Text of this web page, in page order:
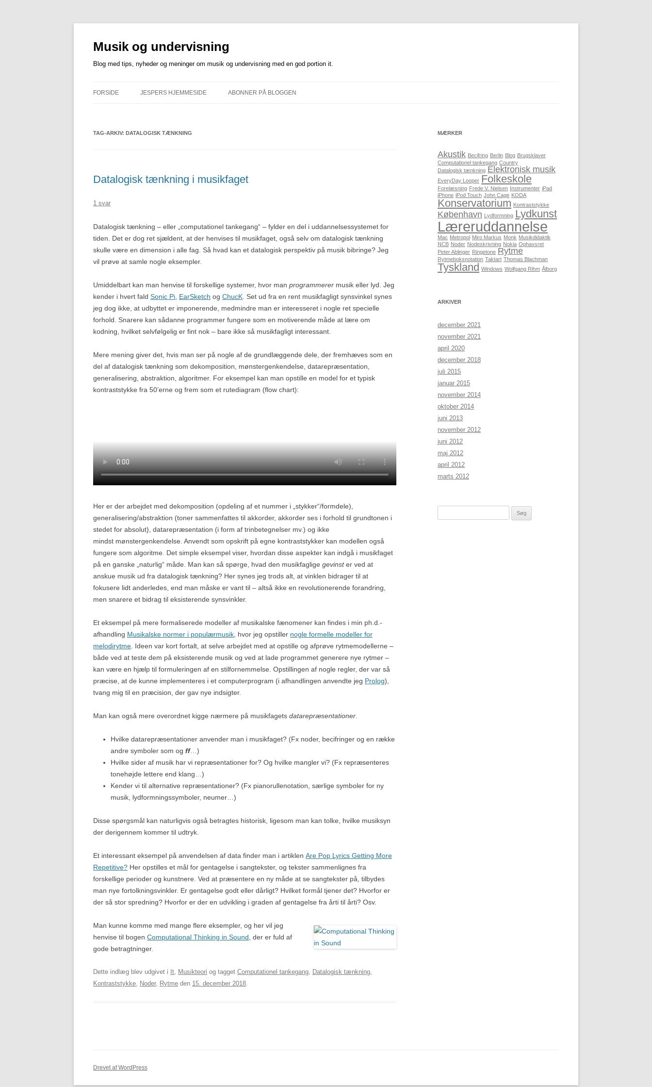
Musik og undervisning
Blog med tips, nyheder og meninger om musik og undervisning med en god portion it.
FORSIDE JESPERS HJEMMESIDE ABONNER PÅ BLOGGEN
TAG-ARKIV: DATALOGISK TÆNKNING
Datalogisk tænkning i musikfaget
1 svar
Datalogisk tænkning – eller „computationel tankegang“ – fylder en del i uddannelsessystemet for
tiden. Det er dog ret sjældent, at der henvises til musikfaget, også selv om datalogisk tænkning
skulle være en dimension i alle fag. Så hvad kan et datalogisk perspektiv på musik bibringe? Jeg
vil prøve at samle nogle eksempler.
Umiddelbart kan man henvise til forskellige systemer, hvor man programmerer musik eller lyd. Jeg
kender i hvert fald Sonic Pi EarSketch og ChucK . Set ud fra en rent musikfagligt synsvinkel synes
jeg dog ikke, at udbyttet er imponerende, medmindre man er interesseret i nogle ret specielle
forhold. Snarere kan sådanne programmer fungere som en motiverende måde at lære om
kodning, hvilket selvfølgelig er fint nok – bare ikke så musikfagligt interessant.
Mere mening giver det, hvis man ser på nogle af de grundlæggende dele, der fremhæves som en
del af datalogisk tænkning som dekomposition, mønstergenkendelse, datarepræsentation,
generalisering, abstraktion, algoritmer. For eksempel kan man opstille en model for et typisk
kontraststykke fra 50’erne og frem som et rutediagram (flow chart):
Her er der arbejdet med dekomposition (opdeling af et nummer i „stykker“/formdele),
generalisering/abstraktion (toner sammenfattes til akkorder, akkorder ses i forhold til grundtonen i
stedet for absolut), datarepræsentation (i form af trinbetegnelser mv.) og ikke
mindst mønstergenkendelse. Anvendt som opskrift på egne kontraststykker kan modellen også
fungere som algoritme. Det simple eksempel viser, hvordan disse aspekter kan indgå i musikfaget
på en ganske „naturlig“ måde. Man kan så spørge, hvad den musikfaglige gevinster ved at
anskue musik ud fra datalogisk tænkning? Her synes jeg trods alt, at vinklen bidrager til at
fokusere lidt anderledes, end man måske er vant til – altså ikke en revolutionerende forandring,
men snarere et bidrag til eksisterende synsvinkler.
Et eksempel på mere formaliserede modeller af musikalske fænomener kan findes i min ph.d.-
afhandling Musikalske normer i populærmusik , hvor jeg opstiller nogle formelle modeller for
melodirytme . Ideen var kort fortalt, at selve arbejdet med at opstille og afprøve rytmemodellerne –
både ved at teste dem på eksisterende musik og ved at lade programmet generere nye rytmer –
kan være en hjælp til formuleringen af en stilfornemmelse. Opstillingen af nogle regler, der var så
præcise, at de kunne implementeres i et computerprogram (i afhandlingen anvendte jeg Prolog),
tvang mig til en præcision, der gav nye indsigter.
Man kan også mere overordnet kigge nærmere på musikfagets datarepræsentationer
Hvilke datarepræsentationer anvender man i musikfaget? (Fx noder, becifringer og en række
andre symboler som og ff…)
Hvilke sider af musik har vi repræsentationer for? Og hvilke mangler vi? (Fx repræsenteres
tonehøjde lettere end klang…)
Kender vi til alternative repræsentationer? (Fx pianorullenotation, særlige symboler for ny
musik, lydformningssymboler, neumer…)
Disse spørgsmål kan naturligvis også betragtes historisk, ligesom man kan tolke, hvilke musiksyn
der derigennem kommer til udtryk.
Et interessant eksempel på anvendelsen af data finder man i artiklen Are Pop Lyrics Getting More
Repetitive? Her opstilles et mål for gentagelse i sangtekster, og tekster sammenlignes fra
forskellige perioder og kunstnere. Ved at præsentere en ny måde at se sangtekster på, tilbydes
man nye fortolkningsvinkler. Er gentagelse godt eller dårligt? Hvilket formål tjener det? Hvorfor er
der så stor spredning? Hvorfor er der en udvikling i graden af gentagelse fra årti til årti? Osv.
Man kunne komme med mange flere eksempler, og her vil jeg
henvise til bogen Computational Thinking in Sound , der er fuld af
gode betragtninger.
Dette indlæg blev udgivet i It, Musikteori og tagget Computationel tankegang, Datalogisk tænkning,
Kontraststykke, Noder, Rytme den 15. december 2018.
MÆRKER
Akustik Becifring Berlin Blog Brugsklaver
Computationel tankegang Country
Datalogisk tænkning Elektronisk musik
EveryDay Looper Folkeskole
Forelæsning Frede V. Nielsen Instrumenter iPad
iPhone iPod Touch John Cage KODA
Konservatorium Kontraststykke
København Lydformning Lydkunst
Læreruddannelse
Mac Metropol Miro Markus Monk Musikdidaktik
NCB Noder Nodeskrivning Nokia Ophavsret
Peter Ablinger Ringetone Rytme
Rytmeboksnotation Taktart Thomas Blachman
Tyskland Windows Wolfgang Rihm Ålborg
ARKIVER
december 2021
november 2021
april 2020
december 2018
juli 2015
januar 2015
november 2014
oktober 2014
juni 2013
november 2012
juni 2012
maj 2012
april 2012
marts 2012
Drevet af WordPress